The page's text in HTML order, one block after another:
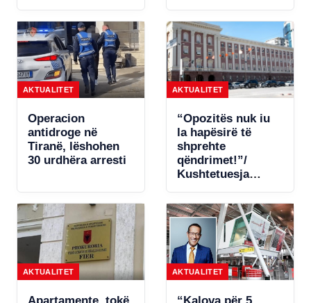
europian jo slogan
politik, por proces
që kërkon reforma
të thella dhe
standarde
AKTUALITET
Operacion
antidroge në
Tiranë, lëshohen
30 urdhëra arresti
AKTUALITET
“Opozitës nuk iu
la hapësirë të
shprehte
qëndrimet!”/
Kushtetuesja
vendimin, i hapet
rrugë diskutimeve
për ndryshimin e
Rregullores së
Kuvendit
AKTUALITET AKTUALITET